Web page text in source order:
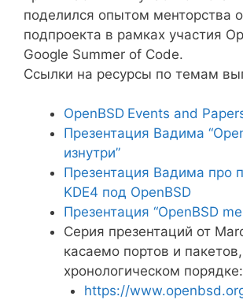
поделился опытом менторства
подпроекта в рамках участия
Google Summer of Code.
Ссылки на ресурсы по темам
OpenBSD Events and
Презентация Вадима
изнутри”
Презентация Вадима про
KDE4 под OpenBSD
Презентация “OpenBSD
Серия презентаций от
касаемо портов и
хронологическом порядке:
https://